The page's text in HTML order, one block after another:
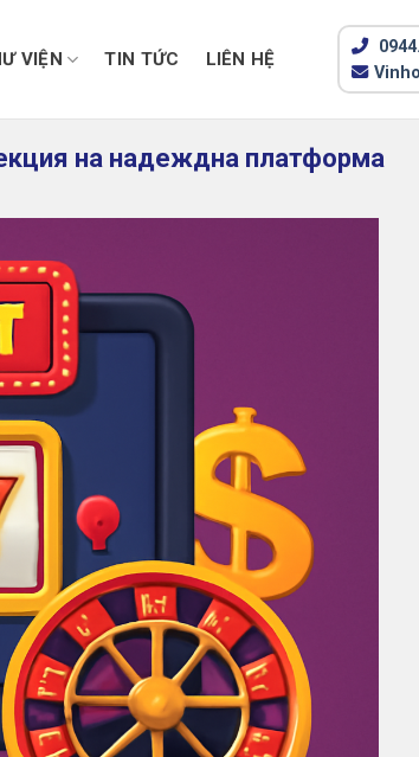
VIỆN TIN TỨC LIÊN HỆ
на надеждна платформа